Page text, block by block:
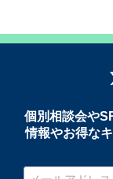
個別相談会や
情報やお得な